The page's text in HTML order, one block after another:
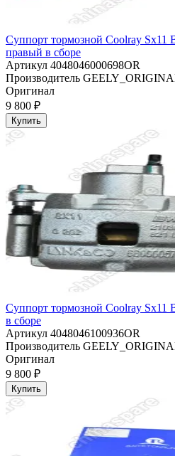
Суппорт тормозной Coolray Sx11
правый в сборе
Артикул 4048046000698OR
Производитель
Оригинал
9 800 ₽
Купить
Суппорт тормозной Coolray Sx11
в сборе
Артикул 4048046100936OR
Производитель
Оригинал
9 800 ₽
Купить